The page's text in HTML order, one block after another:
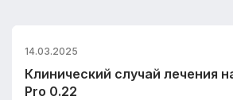
14.03.2025
Клинический случай лечения
Pro 0.22